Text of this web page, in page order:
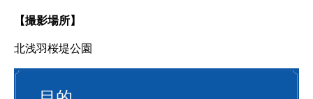
【撮影場所】
北浅羽桜堤公園